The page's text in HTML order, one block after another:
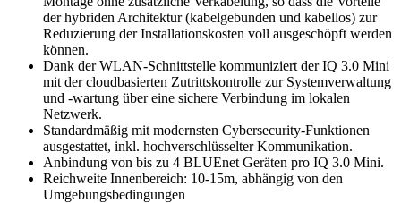
der hybriden Architektur (kabelgebunden und kabellos) zur
Reduzierung der Installationskosten voll ausgeschöpft werden
können.
Dank der WLAN-Schnittstelle kommuniziert der IQ 3.0 Mini
mit der cloudbasierten Zutrittskontrolle zur Systemverwaltung
und -wartung über eine sichere Verbindung im lokalen
Netzwerk.
Standardmäßig mit modernsten Cybersecurity-Funktionen
ausgestattet, inkl. hochverschlüsselter Kommunikation.
Anbindung von bis zu 4 BLUEnet Geräten pro IQ 3.0 Mini.
Reichweite Innenbereich: 10-15m, abhängig von den
Umgebungsbedingungen